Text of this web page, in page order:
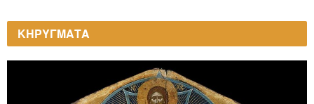
ΚΗΡΥΓΜΑΤΑ